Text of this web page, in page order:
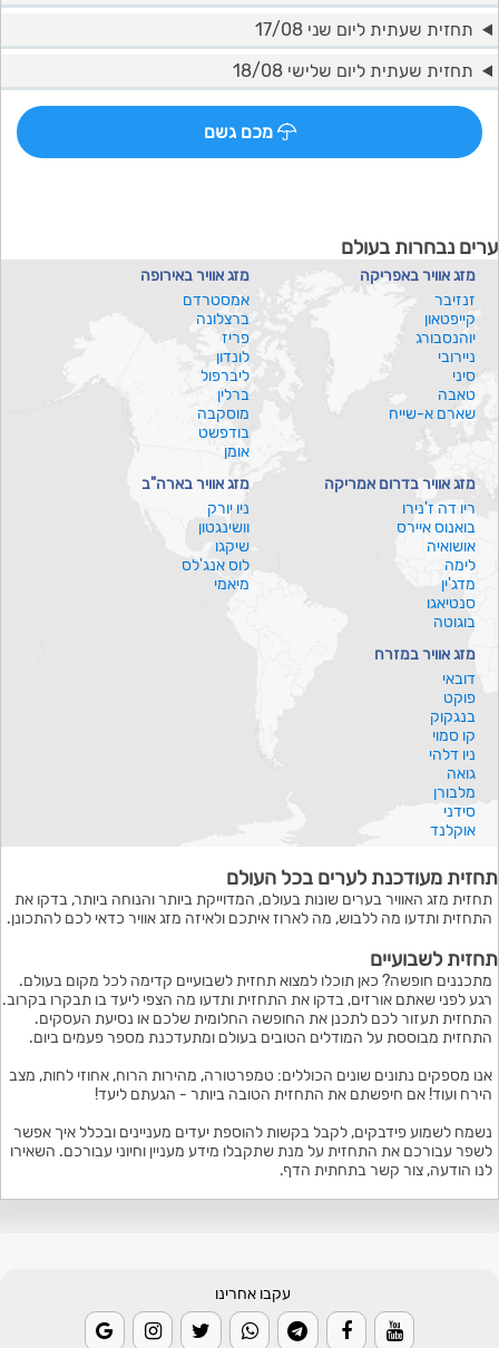
תחזית שעתית ליום שני 17/08
תחזית שעתית ליום שלישי 18/08
מכם גשם
ערים נבחרות בעולם
מזג אוויר באפריקה
זנזיבר
קייפטאון
יוהנסבורג
ניירובי
סיני
טאבה
שארם א-שייח
מזג אוויר באירופה
אמסטרדם
ברצלונה
פריז
לונדון
ליברפול
ברלין
מוסקבה
בודפשט
אומן
מזג אוויר בדרום אמריקה
ריו דה ז'נירו
בואנוס איירס
אושואיה
לימה
מדג'ין
סנטיאגו
בוגוטה
מזג אוויר בארה"ב
ניו יורק
וושינגטון
שיקגו
לוס אנג'לס
מיאמי
מזג אוויר במזרח
דובאי
פוקט
בנגקוק
קו סמוי
ניו דלהי
גואה
מלבורן
סידני
אוקלנד
תחזית מעודכנת לערים בכל העולם
תחזית מזג האוויר בערים שונות בעולם, המדוייקת ביותר והנוחה ביותר, בדקו את
התחזית ותדעו מה ללבוש, מה לארוז איתכם ולאיזה מזג אוויר כדאי לכם להתכונן.
תחזית לשבועיים
מתכננים חופשה? כאן תוכלו למצוא תחזית לשבועיים קדימה לכל מקום בעולם.
רגע לפני שאתם אורזים, בדקו את התחזית ותדעו מה הצפי ליעד בו תבקרו בקרוב.
התחזית תעזור לכם לתכנן את החופשה החלומית שלכם או נסיעת העסקים.
התחזית מבוססת על המודלים הטובים בעולם ומתעדכנת מספר פעמים ביום.
אנו מספקים נתונים שונים הכוללים: טמפרטורה, מהירות הרוח, אחוזי לחות, מצב
הירח ועוד! אם חיפשתם את התחזית הטובה ביותר - הגעתם ליעד!
נשמח לשמוע פידבקים, לקבל בקשות להוספת יעדים מעניינים ובכלל איך אפשר
לשפר עבורכם את התחזית על מנת שתקבלו מידע מעניין וחיוני עבורכם. השאירו
לנו הודעה, צור קשר בתחתית הדף.
עקבו אחרינו